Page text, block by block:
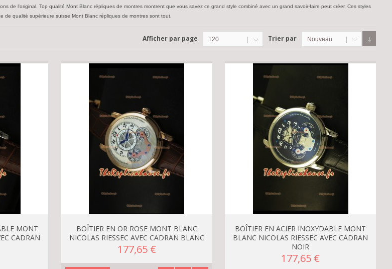
de l'original. Top qualité Mont Blanc répliques de montres montrent que vous savez ce grand style combiné avec un grand savoir-faire peut créer. Ces styles
qualité supérieure suisse Mont Blanc répliques de montres sont tout.
Trier par Nouveau
Afficher par page 120
MONT
CADRAN
BOÎTIER EN OR ROSE MONT BLANC
NICOLAS RIESSEC AVEC CADRAN BLANC
177,65 €
BOÎTIER EN ACIER INOXYDABLE MONT
BLANC NICOLAS RIESSEC AVEC CADRAN
NOIR
177,65 €